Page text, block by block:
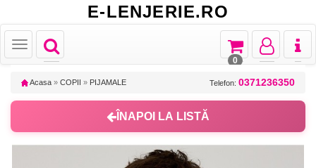
E-LENJERIE.RO
Toggle
navigation
Toggle
Toggle
navigation
Toggle
navigation
Toggle
navigation
0
Acasa » COPII » PIJAMALE Telefon: 0371236350
ÎNAPOI LA LISTĂ